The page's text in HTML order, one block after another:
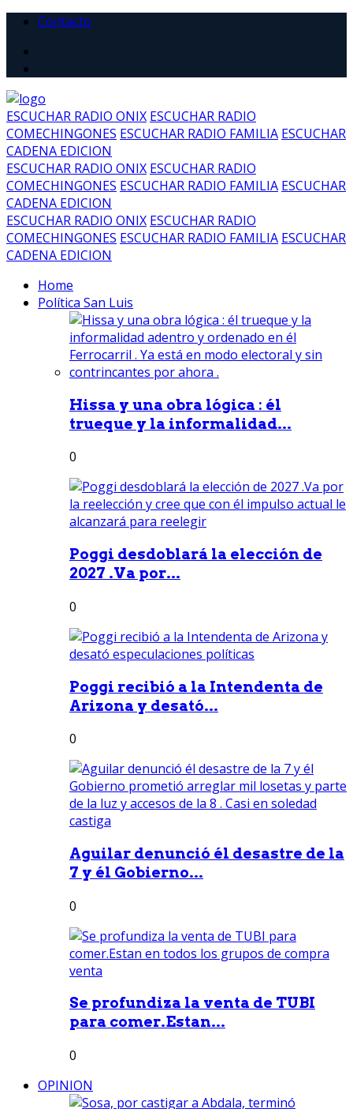
Contacto
ESCUCHAR RADIO ONIX ESCUCHAR RADIO
COMECHINGONES ESCUCHAR RADIO FAMILIA ESCUCHAR
CADENA EDICION
ESCUCHAR RADIO ONIX ESCUCHAR RADIO
COMECHINGONES ESCUCHAR RADIO FAMILIA ESCUCHAR
CADENA EDICION
ESCUCHAR RADIO ONIX ESCUCHAR RADIO
COMECHINGONES ESCUCHAR RADIO FAMILIA ESCUCHAR
CADENA EDICION
Home
Política San Luis
Hissa y una obra lógica : él
trueque y la informalidad...
0
Poggi desdoblará la elección de
2027 .Va por...
0
Poggi recibió a la Intendenta de
Arizona y desató...
0
Aguilar denunció él desastre de la
7 y él Gobierno...
0
Se profundiza la venta de TUBI
para comer.Estan...
0
OPINION